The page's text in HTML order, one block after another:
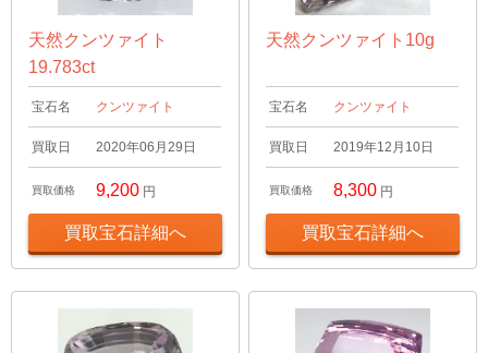
天然クンツァイト
19.783ct
宝石名 クンツァイト
買取日 2020年06月29日
買取価格 9,200 円
買取宝石詳細へ
天然クンツァイト10g
宝石名 クンツァイト
買取日 2019年12月10日
買取価格 8,300 円
買取宝石詳細へ